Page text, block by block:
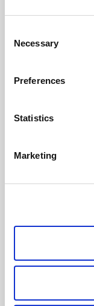
Selection
Necessary
Preferences
Statistics
Marketing